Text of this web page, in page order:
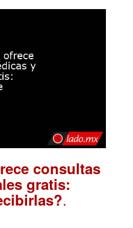
consultas
gratis:
.